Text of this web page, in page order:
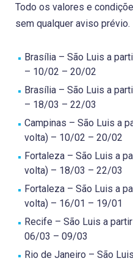
Todo os valores e
sem qualquer aviso prévio.
Brasília – São Luis a
– 10/02 – 20/02
Brasília – São Luis a
– 18/03 – 22/03
Campinas – São Luis a
volta) – 10/02 – 20/02
Fortaleza – São Luis a
volta) – 18/03 – 22/03
Fortaleza – São Luis a
volta) – 16/01 – 19/01
Recife – São Luis a
06/03 – 09/03
Rio de Janeiro – São